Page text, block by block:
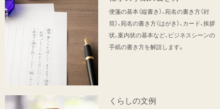
便箋の基本（縦書き）、宛名の書き方（封
筒）、宛名の書き方（はがき）、カード、挨拶
状、案内状の基本など、ビジネスシーンの
手紙の書き方を解説します。
くらしの文例